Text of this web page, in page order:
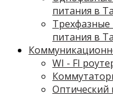
питания в
Трехфазные
питания в
WI - FI
Оптический